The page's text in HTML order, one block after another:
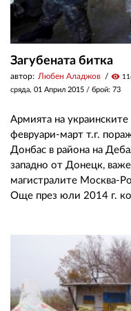
Загубената битка
автор: Любен Аладжов visibility
сряда, 01 Април 2015 / брой: 73
Армията на
февруари-март т.г.
Донбас в района на
западно от Донецк,
магистралите Москва-
Още през юли 2014 г.